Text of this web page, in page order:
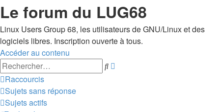
Le forum du LUG68
Linux Users Group 68, les utilisateurs de GNU/Linux et des
logiciels libres. Inscription ouverte à tous.
Accéder au contenu
Rechercher
Raccourcis
Sujets sans réponse
Sujets actifs